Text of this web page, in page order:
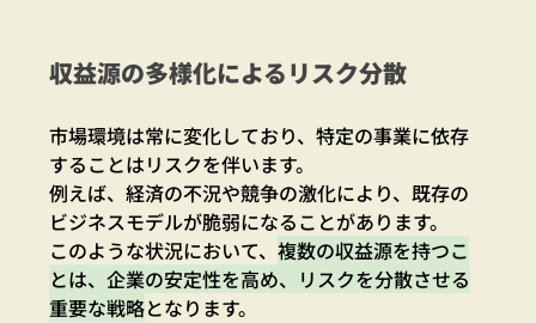
収益源の多様化によるリスク分散
市場環境は常に変化しており、特定の事業に依存
することはリスクを伴います。
例えば、経済の不況や競争の激化により、既存の
ビジネスモデルが脆弱になることがあります。
このような状況において、複数の収益源を持つこ
とは、企業の安定性を高め、リスクを分散させる
重要な戦略となります。